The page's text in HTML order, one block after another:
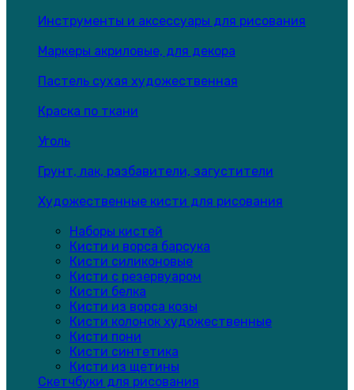
Инструменты и аксессуары для рисования
Маркеры акриловые, для декора
Пастель сухая художественная
Краска по ткани
Уголь
Грунт, лак, разбавители, загустители
Художественные кисти для рисования
Наборы кистей
Кисти и ворса барсука
Кисти силиконовые
Кисти с резервуаром
Кисти белка
Кисти из ворса козы
Кисти колонок художественные
Кисти пони
Кисти синтетика
Кисти из щетины
Скетчбуки для рисования